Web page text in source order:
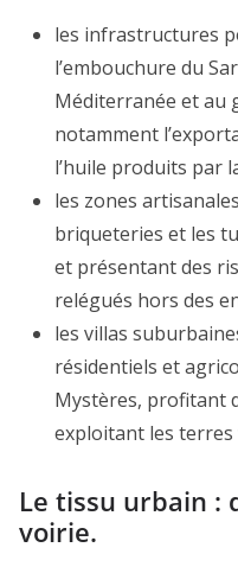
les infrastructures
l’embouchure du
Méditerranée et au
notamment
l’huile produits par
les zones
briqueteries et les
et présentant des
relégués hors des
les villas
résidentiels et
Mystères, profitant
exploitant les terres
Le tissu urbain :
voirie.